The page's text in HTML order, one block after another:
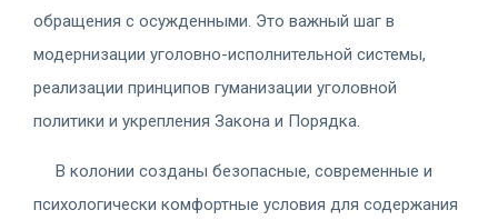
обращения с осужденными. Это важный шаг в
модернизации уголовно-исполнительной системы,
реализации принципов гуманизации уголовной
политики и укрепления Закона и Порядка.
В колонии созданы безопасные, современные и
психологически комфортные условия для содержания